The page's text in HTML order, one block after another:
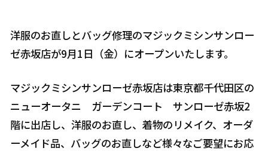
洋服のお直しとバッグ修理のマジックミシンサンロー
ゼ赤坂店が9月1日（金）にオープンいたします。
マジックミシンサンローゼ赤坂店は東京都千代田区の
ニューオータニ ガーデンコート サンローゼ赤坂2
階に出店し、洋服のお直し、着物のリメイク、オーダ
ーメイド品、バッグのお直しなど様々なご要望にお応